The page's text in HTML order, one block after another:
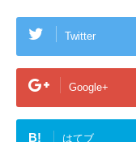
Twitter
Google+
B! はてブ